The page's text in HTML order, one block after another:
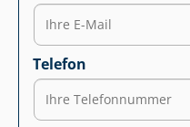
Telefon